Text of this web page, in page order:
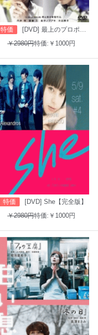
特価
[DVD] 最上のプロポーズ
￥2980円特価:￥1000円
特価
[DVD] She【完全版】
￥2980円特価:￥1000円